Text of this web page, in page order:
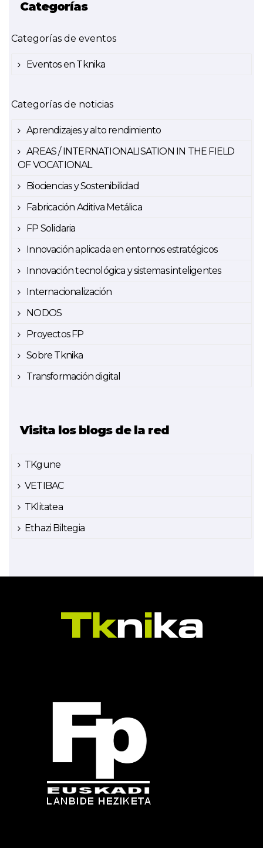
Categorías
Categorías de eventos
Eventos en Tknika
Categorías de noticias
Aprendizajes y alto rendimiento
AREAS / INTERNATIONALISATION IN THE FIELD
OF VOCATIONAL
Biociencias y Sostenibilidad
Fabricación Aditiva Metálica
FP Solidaria
Innovación aplicada en entornos estratégicos
Innovación tecnológica y sistemas inteligentes
Internacionalización
NODOS
Proyectos FP
Sobre Tknika
Transformación digital
Visita los blogs de la red
TKgune
VETIBAC
TKlitatea
Ethazi Biltegia